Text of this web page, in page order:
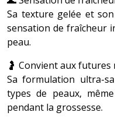
Sa texture gelée et
sensation de fraîcheur
peau.
🤰 Convient aux futures
Sa formulation ultra-
types de peaux,
pendant la grossesse.